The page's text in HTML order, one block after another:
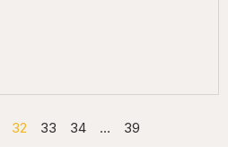
32 33 34 … 39